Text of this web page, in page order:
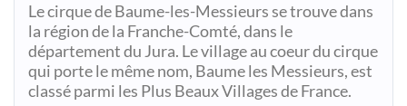
Le cirque de Baume-les-Messieurs se trouve dans
la région de la Franche-Comté, dans le
département du Jura. Le village au coeur du cirque
qui porte le même nom, Baume les Messieurs, est
classé parmi les Plus Beaux Villages de France.